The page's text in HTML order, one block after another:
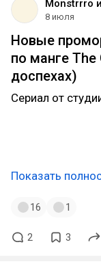
Monstrrro
8 июля
Новые
по манге The
доспехах)
Сериал от
Показать
16 1
2 3